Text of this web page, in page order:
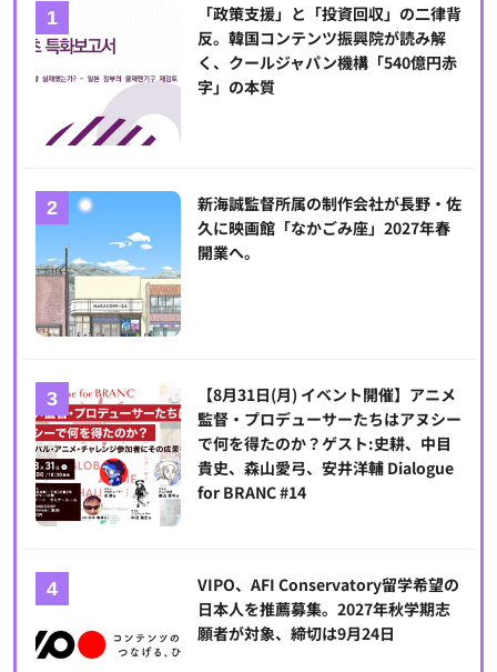
「政策支援」と「投資回収」の二律背
反。韓国コンテンツ振興院が読み解
く、クールジャパン機構「540億円赤
字」の本質
新海誠監督所属の制作会社が長野・佐
久に映画館「なかごみ座」2027年春
開業へ。
【8月31日(月) イベント開催】アニメ
監督・プロデューサーたちはアヌシー
で何を得たのか？ゲスト:史耕、中目
貴史、森山愛弓、安井洋輔 Dialogue
for BRANC #14
VIPO、AFI Conservatory留学希望の
日本人を推薦募集。2027年秋学期志
願者が対象、締切は9月24日